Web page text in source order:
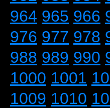
964 965 966
976 977 978
988 989 990
1000 1001
1009 1010